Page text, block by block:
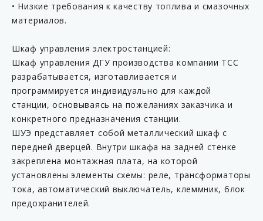
• Низкие требования к качеству топлива и смазочных
материалов.
Шкаф управления электростанцией:
Шкаф управления ДГУ производства компании ТСС
разрабатывается, изготавливается и
программируется индивидуально для каждой
станции, основываясь на пожеланиях заказчика и
конкретного предназначения станции.
ШУЭ представляет собой металлический шкаф с
передней дверцей. Внутри шкафа на задней стенке
закреплена монтажная плата, на которой
установлены элементы схемы: реле, трансформаторы
тока, автоматический выключатель, клеммник, блок
предохранителей.